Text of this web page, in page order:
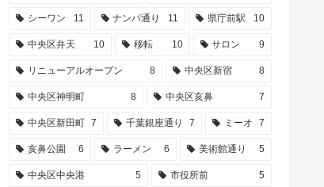
シーワン 11 ナンパ通り 11 県庁前駅 10
中央区弁天 10 移転 10 サロン 9
リニューアルオープン 8 中央区新宿 8
中央区神明町 8 中央区亥鼻 7
中央区新田町 7 千葉銀座通り 7 ミーオ 7
亥鼻公園 6 ラーメン 6 美術館通り 5
中央区中央港 5 市役所前 5